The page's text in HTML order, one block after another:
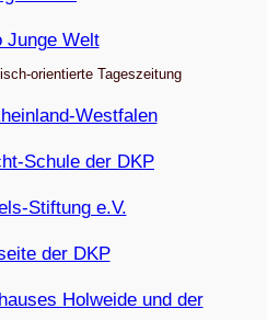
orientierte Tageszeitung
Westfalen
Schule der DKP
Stiftung e.V.
der DKP
Holweide und der